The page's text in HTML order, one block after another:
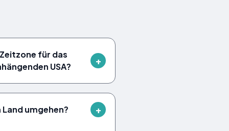
für das
USA?
umgehen?